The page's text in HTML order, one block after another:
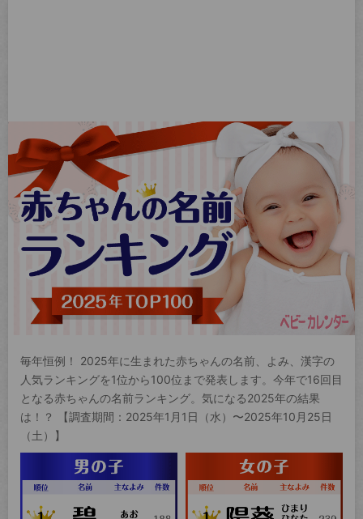
毎年恒例！ 2025年に生まれた赤ちゃんの名前、よみ、漢字の
人気ランキングを1位から100位まで発表します。今年で16回目
となる赤ちゃんの名前ランキング。気になる2025年の結果
は！？ 【調査期間：2025年1月1日（水）〜2025年10月25日
（土）】